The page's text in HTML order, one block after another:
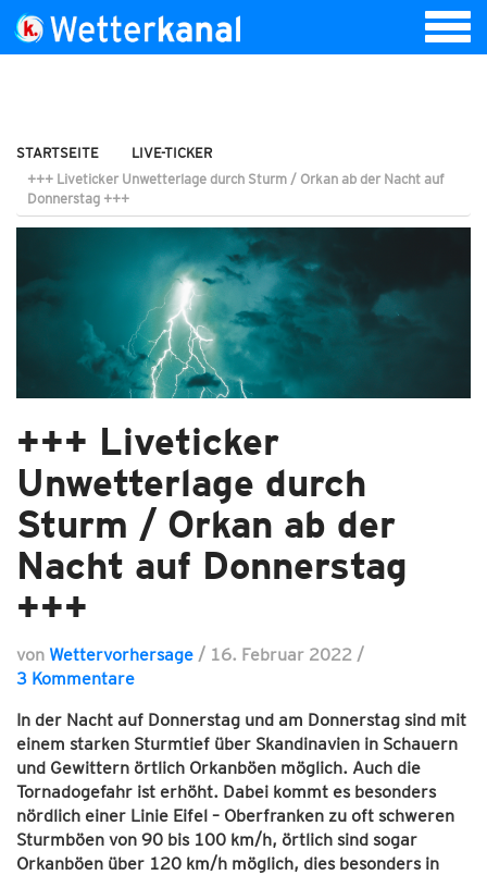
STARTSEITE
LIVE-TICKER
+++ Liveticker Unwetterlage durch Sturm / Orkan ab der Nacht auf
Donnerstag +++
+++ Liveticker
Unwetterlage durch
Sturm / Orkan ab der
Nacht auf Donnerstag
+++
von Wettervorhersage / 16. Februar 2022 /
3 Kommentare
In der Nacht auf Donnerstag und am Donnerstag sind mit
einem starken Sturmtief über Skandinavien in Schauern
und Gewittern örtlich Orkanböen möglich. Auch die
Tornadogefahr ist erhöht. Dabei kommt es besonders
nördlich einer Linie Eifel – Oberfranken zu oft schweren
Sturmböen von 90 bis 100 km/h, örtlich sind sogar
Orkanböen über 120 km/h möglich, dies besonders in